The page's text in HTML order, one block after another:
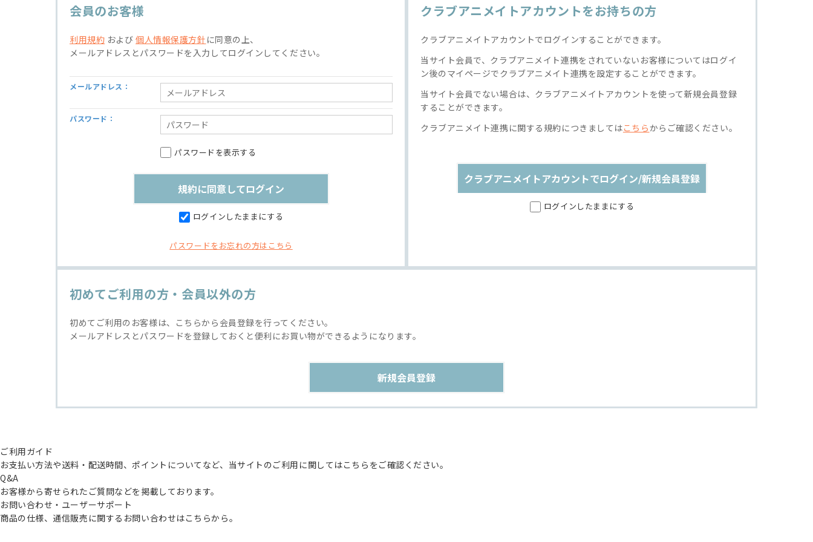
会員のお客様
利用規約 および個人情報保護方針 に同意の上、
メールアドレスとパスワードを入力してログインしてください。
メールアドレス：
パスワード：
パスワードを表示する
ログインしたままにする
パスワードをお忘れの方はこちら
クラブアニメイトアカウントをお持ちの方
クラブアニメイトアカウントでログインすることができます。
当サイト会員で、クラブアニメイト連携をされていないお客様についてはログイ
ン後のマイページでクラブアニメイト連携を設定することができます。
当サイト会員でない場合は、クラブアニメイトアカウントを使って新規会員登録
することができます。
クラブアニメイト連携に関する規約につきましてはこちらからご確認ください。
クラブアニメイトアカウントでログイン/新規会員登録
ログインしたままにする
初めてご利用の方・会員以外の方
初めてご利用のお客様は、こちらから会員登録を行ってください。
メールアドレスとパスワードを登録しておくと便利にお買い物ができるようになります。
ご利用ガイド
お支払い方法や送料・配送時間、ポイントについてなど、当サイトのご利用に関してはこちらをご確認ください。
Q&A
お客様から寄せられたご質問などを掲載しております。
お問い合わせ・ユーザーサポート
商品の仕様、通信販売に関するお問い合わせはこちらから。